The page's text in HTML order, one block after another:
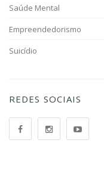
Saúde Mental
Empreendedorismo
Suicídio
REDES SOCIAIS